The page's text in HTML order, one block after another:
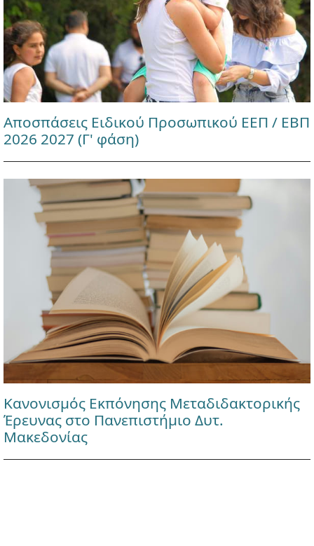
Αποσπάσεις Ειδικού Προσωπικού ΕΕΠ / ΕΒΠ
2026 2027 (Γ' φάση)
Κανονισμός Εκπόνησης Μεταδιδακτορικής
Έρευνας στο Πανεπιστήμιο Δυτ.
Μακεδονίας